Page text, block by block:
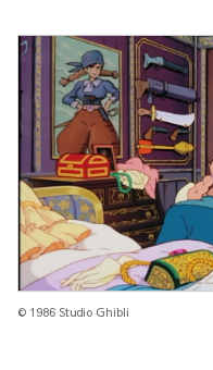
© 1986 Studio Ghibli